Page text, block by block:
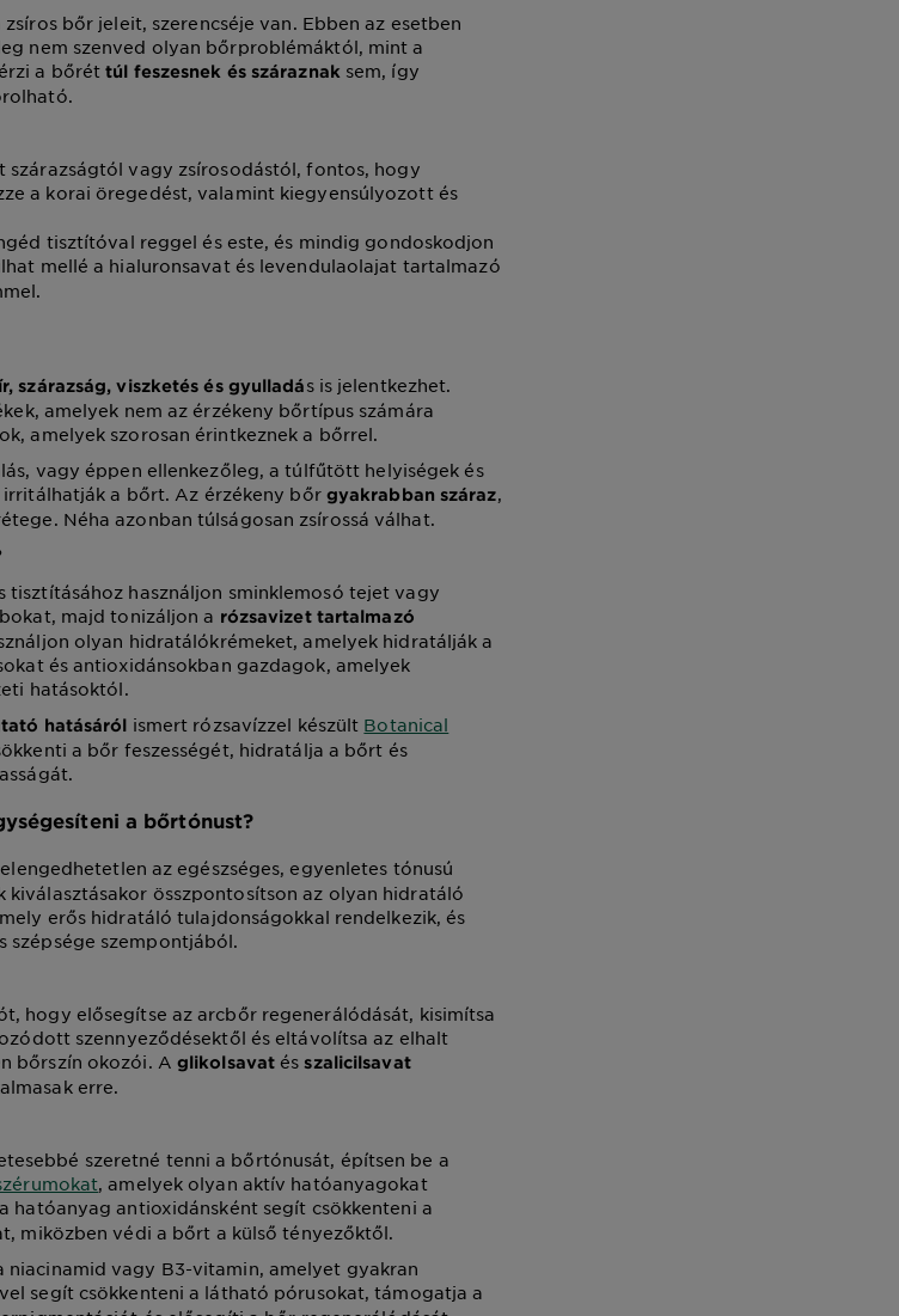
bőr jeleit, szerencséje van. Ebben az esetben
nem szenved olyan bőrproblémáktól, mint a
a bőréttúl feszesnek és száraznak sem, így
szárazságtól vagy zsírosodástól, fontos, hogy
a korai öregedést, valamint kiegyensúlyozott és
tisztítóval reggel és este, és mindig gondoskodjon
mellé a hialuronsavat és levendulaolajat tartalmazó
szárazság, viszketés és gyulladás is jelentkezhet.
amelyek nem az érzékeny bőrtípus számára
amelyek szorosan érintkeznek a bőrrel.
vagy éppen ellenkezőleg, a túlfűtött helyiségek és
a bőrt. Az érzékeny bőr gyakrabban száraz,
Néha azonban túlságosan zsírossá válhat.
tisztításához használjon sminklemosó tejet vagy
majd tonizáljon a rózsavizet tartalmazó
olyan hidratálókrémeket, amelyek hidratálják a
és antioxidánsokban gazdagok, amelyek
hatásoktól.
hatásáról ismert rózsavízzel készült Botanical
a bőr feszességét, hidratálja a bőrt és
a bőrtónust?
elengedhetetlen az egészséges, egyenletes tónusú
kiválasztásakor összpontosítson az olyan hidratáló
erős hidratáló tulajdonságokkal rendelkezik, és
szépsége szempontjából.
hogy elősegítse az arcbőr regenerálódását, kisimítsa
szennyeződésektől és eltávolítsa az elhalt
bőrszín okozói. A glikolsavat ésszalicilsavat
erre.
szeretné tenni a bőrtónusát, építsen be a
, amelyek olyan aktív hatóanyagokat
hatóanyag antioxidánsként segít csökkenteni a
miközben védi a bőrt a külső tényezőktől.
niacinamid vagy B3-vitamin, amelyet gyakran
segít csökkenteni a látható pórusokat, támogatja a